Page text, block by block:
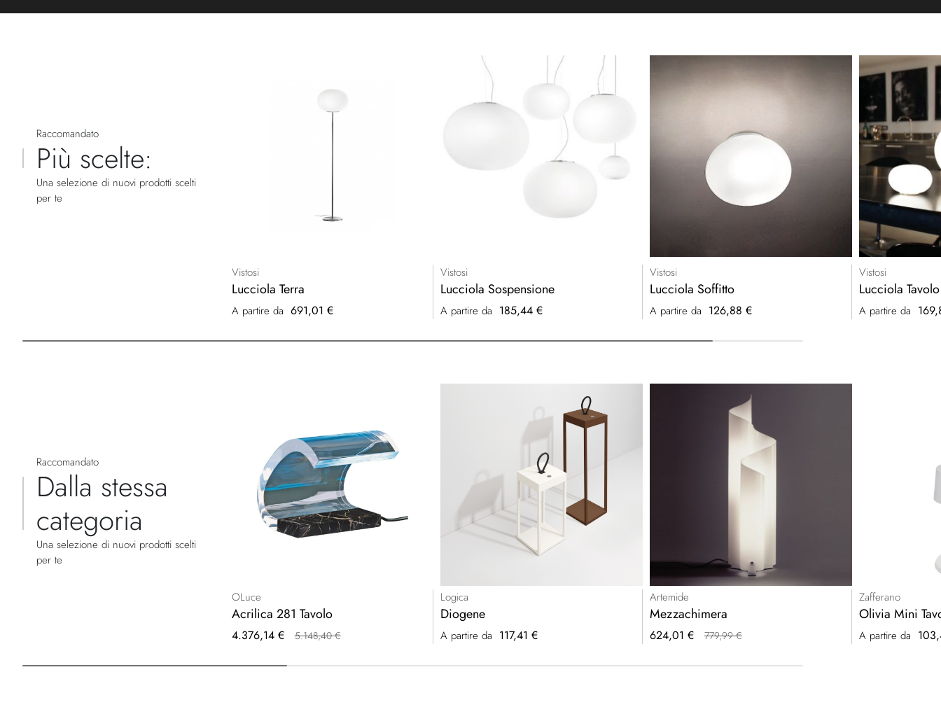
Raccomandato
Più scelte:
Una selezione di nuovi prodotti scelti
per te
Vistosi
Lucciola Terra
A partire da 691,01 €
Vistosi
Lucciola Sospensione
A partire da 185,44 €
Vistosi
Lucciola Soffitto
A partire da 126,88 €
Vistosi
Lucciola Tavolo
A partire da
Raccomandato
Dalla stessa
categoria
Una selezione di nuovi prodotti scelti
per te
OLuce
Acrilica 281 Tavolo
Prezzo
4.376,14 € 5.148,40 €
Logica
Diogene
A partire da 117,41 €
Artemide
Mezzachimera
Prezzo
624,01 € 779,99 €
Zafferano
Olivia Mini
A partire da